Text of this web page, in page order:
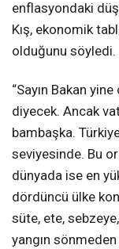
enflasyondaki
Kış, ekonomik
olduğunu söyledi.
“Sayın Bakan
diyecek. Ancak
bambaşka.
seviyesinde. Bu
dünyada ise en
dördüncü ülke
süte, ete,
yangın